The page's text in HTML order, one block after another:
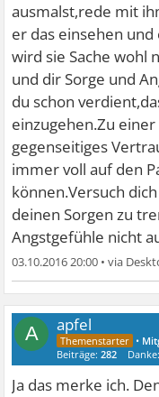
ausmalst,rede mit
er das einsehen
wird sie Sache wohl
und dir Sorge und
du schon
einzugehen.Zu
gegenseitiges
immer voll auf den
können.Versuch
deinen Sorgen zu
Angstgefühle nicht
03.10.2016 20:00 •
A apfel
•
Beiträge:282
Ja das merke ich.